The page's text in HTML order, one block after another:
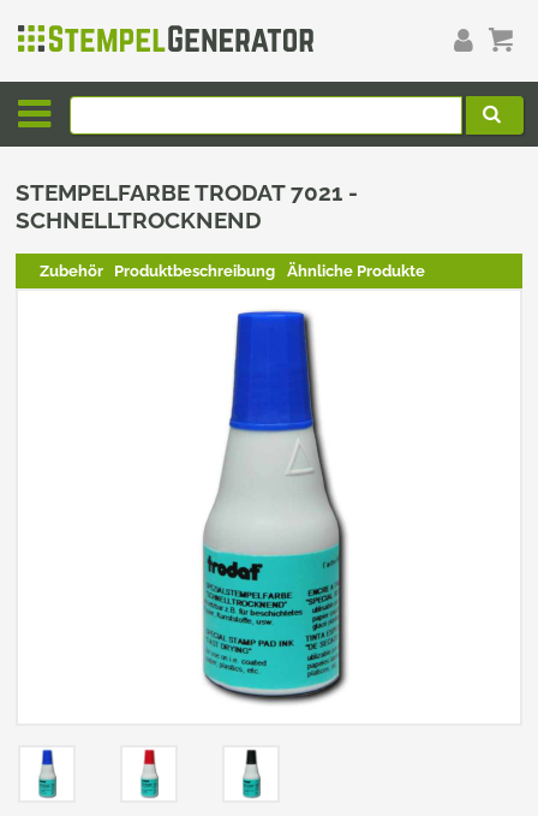
STEMPELFARBE TRODAT 7021 -
SCHNELLTROCKNEND
Zubehör Produktbeschreibung Ähnliche Produkte